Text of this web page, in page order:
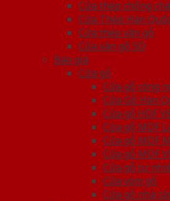
Cửa thép chống
Cửa Thép Hàn
Cửa thép vân gỗ
Cửa vân gỗ 5D
Báo giá
Cửa gỗ
Cửa gỗ công
Cửa Gỗ Hàn
Cửa gỗ HDF
Cửa gỗ MDF
Cửa gỗ MDF
Cửa gỗ MDF
Cửa gỗ tự
Cửa vòm gỗ
Cửa gỗ nhà